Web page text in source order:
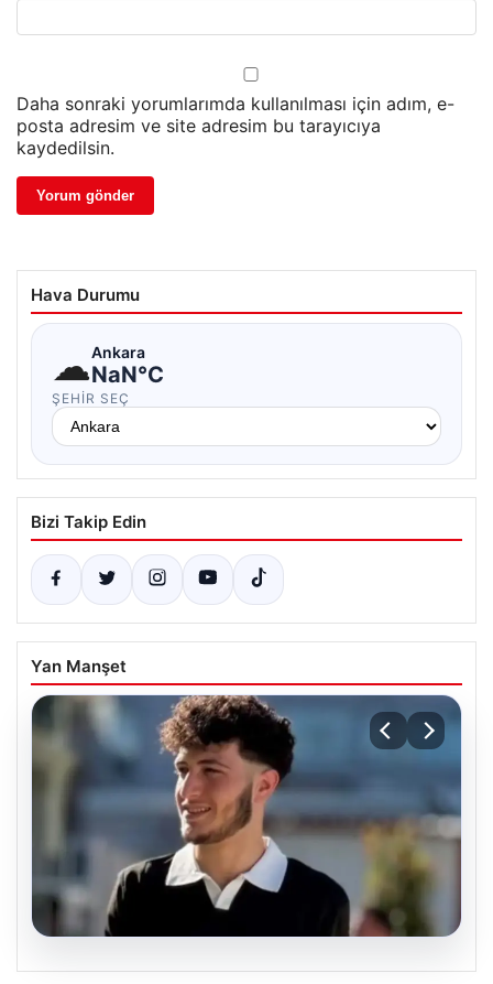
Daha sonraki yorumlarımda kullanılması için adım, e-
posta adresim ve site adresim bu tarayıcıya
kaydedilsin.
Hava Durumu
☁Ankara
NaN°C
ŞEHIR SEÇ
Bizi Takip Edin
Yan Manşet
06.08.2026